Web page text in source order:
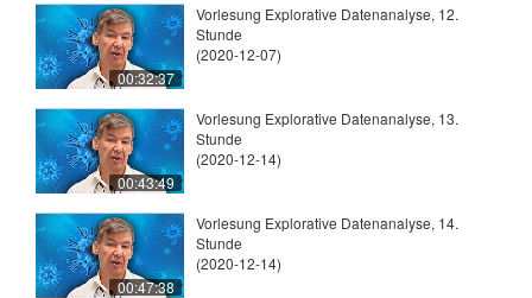
00:32:37
Vorlesung Explorative Datenanalyse, 12.
Stunde
(2020-12-07)
00:43:49
Vorlesung Explorative Datenanalyse, 13.
Stunde
(2020-12-14)
00:47:38
Vorlesung Explorative Datenanalyse, 14.
Stunde
(2020-12-14)